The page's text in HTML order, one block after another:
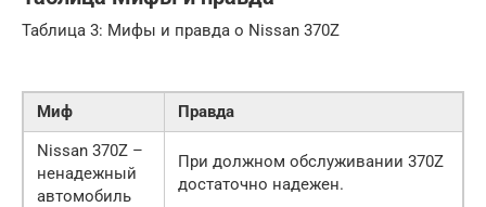
Таблица 3: Мифы и правда о Nissan 370Z
Миф
Правда
Nissan 370Z –
ненадежный
автомобиль
При должном обслуживании 370Z
достаточно надежен.